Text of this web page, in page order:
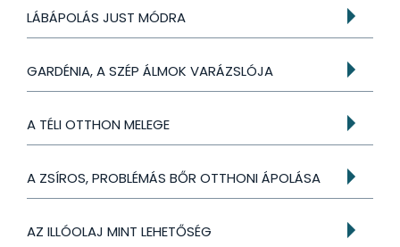
LÁBÁPOLÁS JUST MÓDRA
GARDÉNIA, A SZÉP ÁLMOK VARÁZSLÓJA
A TÉLI OTTHON MELEGE
A ZSÍROS, PROBLÉMÁS BŐR OTTHONI ÁPOLÁSA
AZ ILLÓOLAJ MINT LEHETŐSÉG